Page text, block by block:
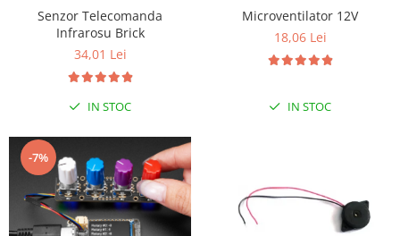
Radio
Telecomenzi
Accesorii
Accesorii
Antene
Senzor Telecomanda
Infrarosu Brick
34,01 Lei
IN STOC
Microventilator 12V
18,06 Lei
IN STOC
-7%